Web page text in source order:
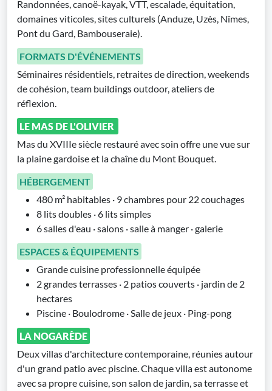
Randonnées, canoë-kayak, VTT, escalade, équitation,
domaines viticoles, sites culturels (Anduze, Uzès, Nîmes,
Pont du Gard, Bambouseraie).
FORMATS D'ÉVÉNEMENTS
Séminaires résidentiels, retraites de direction, weekends
de cohésion, team buildings outdoor, ateliers de
réflexion.
LE MAS DE L'OLIVIER
Mas du XVIIIe siècle restauré avec soin offre une vue sur
la plaine gardoise et la chaîne du Mont Bouquet.
HÉBERGEMENT
480 m² habitables · 9 chambres pour 22 couchages
8 lits doubles · 6 lits simples
6 salles d'eau · salons · salle à manger · galerie
ESPACES & ÉQUIPEMENTS
Grande cuisine professionnelle équipée
2 grandes terrasses · 2 patios couverts · jardin de 2
hectares
Piscine · Boulodrome · Salle de jeux · Ping-pong
LA NOGARÈDE
Deux villas d'architecture contemporaine, réunies autour
d'un grand patio avec piscine. Chaque villa est autonome
avec sa propre cuisine, son salon de jardin, sa terrasse et